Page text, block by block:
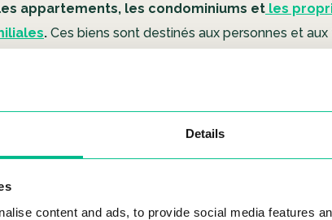
Details
content and ads, to provide social media features
appartements, les condominiums et les
. Ces biens sont destinés aux personnes et
de l’immobilier
à l’immobilier résidentiel